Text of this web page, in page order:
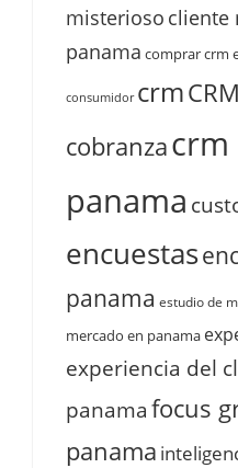
misterioso cliente
panama comprar crm
consumidor crm
cobranzacrm
panama
encuestas
panama estudio de
mercado en panama
experiencia del
panamafocus
panama